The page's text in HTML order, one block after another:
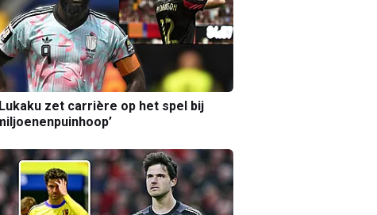
zet carrière op het spel bij